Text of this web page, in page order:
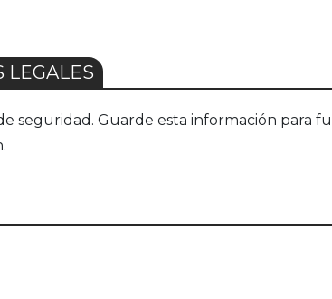
LEGALES
seguridad. Guarde esta información para